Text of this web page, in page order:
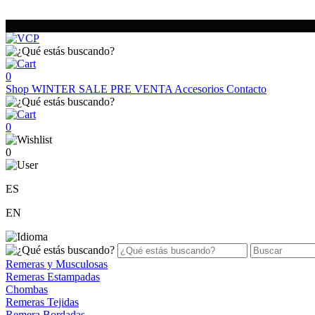
0
Shop WINTER SALE PRE VENTA Accesorios Contacto
0
0
ES
EN
Remeras y Musculosas
Remeras Estampadas
Chombas
Remeras Tejidas